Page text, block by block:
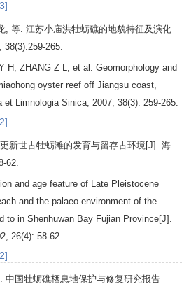
, 等. 江苏小庙洪牡蛎礁的地貌特征及演化
, 38(3):259-265.
H , ZHANG Z L, et al. Geomorphology and
oyster reef off Jiangsu coast,
et Limnologia Sinica, 2007, 38(3): 259-265.
新世古牡蛎滩的发育与留存古环境[J]. 海
62.
and age feature of Late Pleistocene
and the palaeo-environment of the
to in Shenhuwan Bay Fujian Province[J].
, 26(4): 58-62.
中国牡蛎礁栖息地保护与修复研究报告